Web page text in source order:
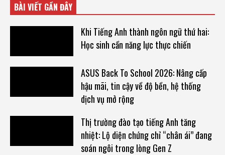
BÀI VIẾT GẦN ĐÂY
Khi Tiếng Anh thành ngôn ngữ thứ hai:
Học sinh cần năng lực thực chiến
ASUS Back To School 2026: Nâng cấp
hậu mãi, tin cậy về độ bền, hệ thống
dịch vụ mở rộng
Thị trường đào tạo tiếng Anh tăng
nhiệt: Lộ diện chứng chỉ “chân ái” đang
soán ngôi trong lòng Gen Z